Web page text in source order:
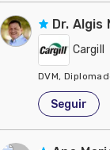
Dr. Algis
Cargill
DVM,
Estados
Seguir